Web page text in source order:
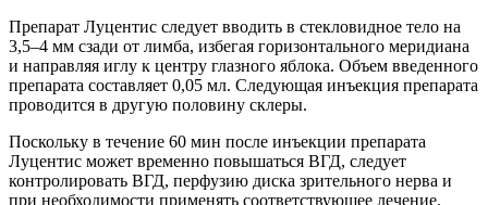
Препарат Луцентис следует вводить в стекловидное тело на
3,5–4 мм сзади от лимба, избегая горизонтального меридиана
и направляя иглу к центру глазного яблока. Объем введенного
препарата составляет 0,05 мл. Следующая инъекция препарата
проводится в другую половину склеры.
Поскольку в течение 60 мин после инъекции препарата
Луцентис может временно повышаться ВГД, следует
контролировать ВГД, перфузию диска зрительного нерва и
при необходимости применять соответствующее лечение.